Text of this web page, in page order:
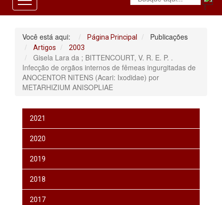
Você está aqui: Página Principal Publicações
Artigos 2003
Gisela Lara da ; BITTENCOURT, V. R. E. P. .
Infecção de orgãos internos de fêmeas ingurgitadas de
ANOCENTOR NITENS (Acari: Ixodidae) por
METARHIZIUM ANISOPLIAE
2021
2020
2019
2018
2017